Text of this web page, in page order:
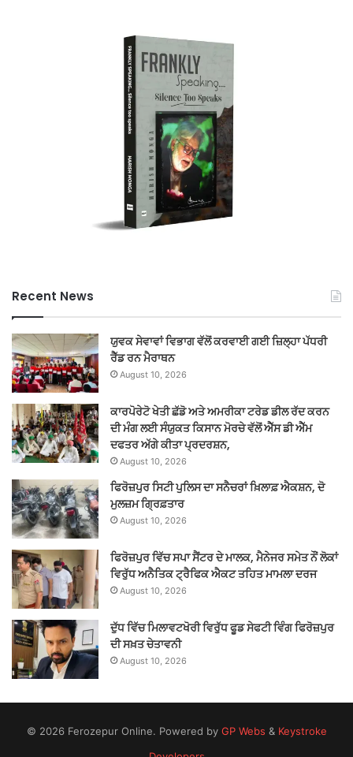
Recent News
ਯੁਵਕ ਸੇਵਾਵਾਂ ਵਿਭਾਗ ਵੱਲੋਂ ਕਰਵਾਈ ਗਈ ਜ਼ਿਲ੍ਹਾ ਪੱਧਰੀ
ਰੈੱਡ ਰਨ ਮੈਰਾਥਨ
August 10, 2026
ਕਾਰਪੋਰੇਟੋ ਖੇਤੀ ਛੱਡੋ ਅਤੇ ਅਮਰੀਕਾ ਟਰੇਡ ਡੀਲ ਰੱਦ ਕਰਨ
ਦੀ ਮੰਗ ਲਈ ਸੰਯੁਕਤ ਕਿਸਾਨ ਮੋਰਚੇ ਵੱਲੋਂ ਐੱਸ ਡੀ ਐੱਮ
ਦਫਤਰ ਅੱਗੇ ਕੀਤਾ ਪ੍ਰਦਰਸ਼ਨ,
August 10, 2026
ਫਿਰੋਜ਼ਪੁਰ ਸਿਟੀ ਪੁਲਿਸ ਦਾ ਸਨੈਚਰਾਂ ਖ਼ਿਲਾਫ਼ ਐਕਸ਼ਨ, ਦੋ
ਮੁਲਜ਼ਮ ਗ੍ਰਿਫ਼ਤਾਰ
August 10, 2026
ਫਿਰੋਜ਼ਪੁਰ ਵਿੱਚ ਸਪਾ ਸੈਂਟਰ ਦੇ ਮਾਲਕ, ਮੈਨੇਜਰ ਸਮੇਤ ਨੌਂ ਲੋਕਾਂ
ਵਿਰੁੱਧ ਅਨੈਤਿਕ ਟ੍ਰੈਫਿਕ ਐਕਟ ਤਹਿਤ ਮਾਮਲਾ ਦਰਜ
August 10, 2026
ਦੁੱਧ ਵਿੱਚ ਮਿਲਾਵਟਖੋਰੀ ਵਿਰੁੱਧ ਫੂਡ ਸੇਫਟੀ ਵਿੰਗ ਫਿਰੋਜ਼ਪੁਰ
ਦੀ ਸਖ਼ਤ ਚੇਤਾਵਨੀ
August 10, 2026
© 2026 Ferozepur Online. Powered by GP Webs & Keystroke